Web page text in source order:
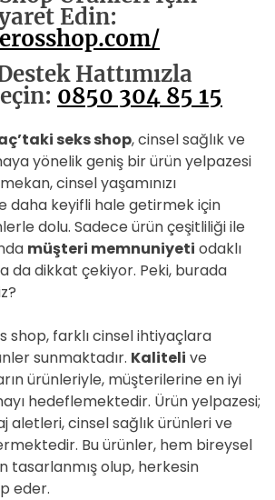
Edin:
Hattımızla
0850 304 85 15
seks shop, cinsel sağlık ve
yönelik geniş bir ürün yelpazesi
cinsel yaşamınızı
daha keyifli hale getirmek için
dolu. Sadece ürün çeşitliliği ile
müşteri memnuniyeti odaklı
da dikkat çekiyor. Peki, burada
shop, farklı cinsel ihtiyaçlara
sunmaktadır. Kaliteli ve
ürünleriyle, müşterilerine en iyi
hedeflemektedir. Ürün yelpazesi;
aletleri, cinsel sağlık ürünleri ve
Bu ürünler, hem bireysel
tasarlanmış olup, herkesin
eder.